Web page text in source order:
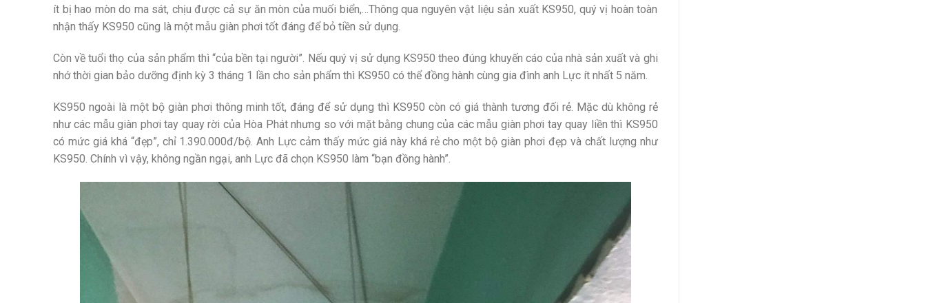
ít bị hao mòn do ma sát, chịu được cả sự ăn mòn của muối biển,…Thông qua nguyên vật liệu sản xuất KS950, quý vị hoàn toàn
nhận thấy KS950 cũng là một mẫu giàn phơi tốt đáng để bỏ tiền sử dụng.
Còn về tuổi thọ của sản phẩm thì “của bền tại người”. Nếu quý vị sử dụng KS950 theo đúng khuyến cáo của nhà sản xuất và ghi
nhớ thời gian bảo dưỡng định kỳ 3 tháng 1 lần cho sản phẩm thì KS950 có thể đồng hành cùng gia đình anh Lực ít nhất 5 năm.
KS950 ngoài là một bộ giàn phơi thông minh tốt, đáng để sử dụng thì KS950 còn có giá thành tương đối rẻ. Mặc dù không rẻ
như các mẫu giàn phơi tay quay rời của Hòa Phát nhưng so với mặt bằng chung của các mẫu giàn phơi tay quay liền thì KS950
có mức giá khá “đẹp”, chỉ 1.390.000đ/bộ. Anh Lực cảm thấy mức giá này khá rẻ cho một bộ giàn phơi đẹp và chất lượng như
KS950. Chính vì vậy, không ngần ngại, anh Lực đã chọn KS950 làm “bạn đồng hành”.